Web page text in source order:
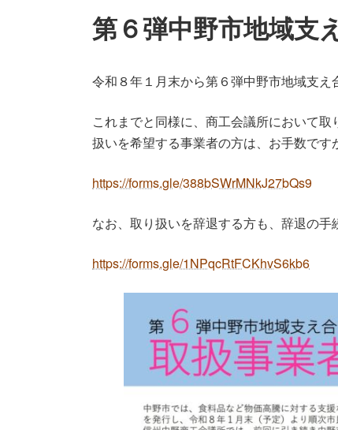
第６弾中野市地域支
令和８年１月末から第６弾中野市地域支え
これまでと同様に、商工会議所において
扱いを希望する事業者の方は、お手数です
https://forms.gle/388bSWrMNkJ27bQs9
なお、取り扱いを辞退する方も、辞退の手
https://forms.gle/1NPqcRtFCKhvS6kb6